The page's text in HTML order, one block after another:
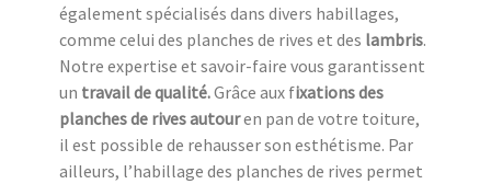
également spécialisés dans divers habillages,
comme celui des planches de rives et des lambris.
Notre expertise et savoir-faire vous garantissent
un travail de qualité.Grâce aux fixations des
planches de rives autouren pan de votre toiture,
il est possible de rehausser son esthétisme. Par
ailleurs, l’habillage des planches de rives permet